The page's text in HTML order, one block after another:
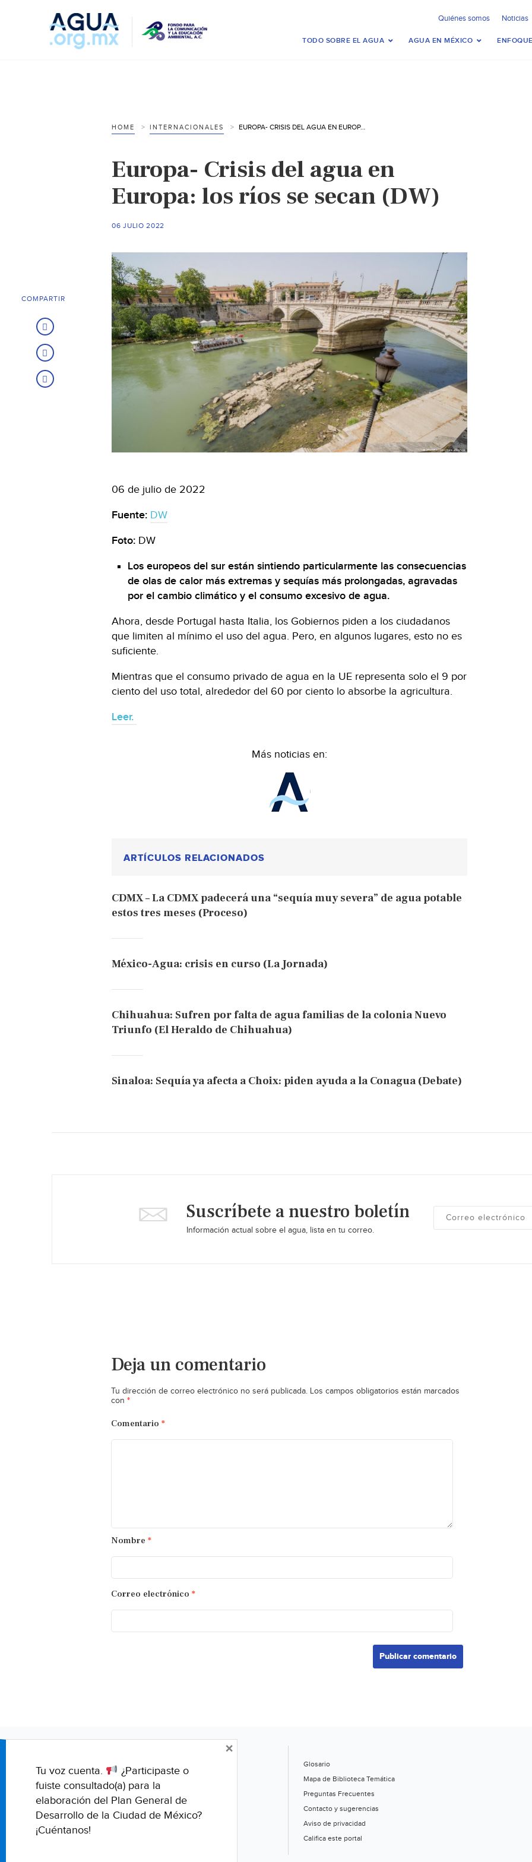
Quiénes somos Noticias
TODO SOBRE EL AGUA AGUA EN MÉXICO
HOME INTERNACIONALES EUROPA- CRISIS DEL AGUA EN EUROPA: LOS RÍOS SE SECAN (DW)
Europa- Crisis del agua en
Europa: los ríos se secan (DW)
06 JULIO 2022
06 de julio de 2022
Fuente: DW
Foto: DW
Los europeos del sur están sintiendo particularmente las consecuencias
de olas de calor más extremas y sequías más prolongadas, agravadas
por el cambio climático y el consumo excesivo de agua.
Ahora, desde Portugal hasta Italia, los Gobiernos piden a los ciudadanos
que limiten al mínimo el uso del agua. Pero, en algunos lugares, esto no es
suficiente.
Mientras que el consumo privado de agua en la UE representa solo el 9 por
ciento del uso total, alrededor del 60 por ciento lo absorbe la agricultura.
Leer.
Más noticias en:
ARTÍCULOS RELACIONADOS
CDMX – La CDMX padecerá una “sequía muy severa” de agua potable
estos tres meses (Proceso)
México-Agua: crisis en curso (La Jornada)
Chihuahua: Sufren por falta de agua familias de la colonia Nuevo
Triunfo (El Heraldo de Chihuahua)
Sinaloa: Sequía ya afecta a Choix: piden ayuda a la Conagua (Debate)
COMPARTIR
Suscríbete a nuestro boletín
Información actual sobre el agua, lista en tu correo.
Deja un comentario
Tu dirección de correo electrónico no será publicada. Los campos obligatorios están marcados
con *
Comentario *
Nombre *
Correo electrónico *
Glosario
Mapa de Biblioteca Temática
Preguntas Frecuentes
Contacto y sugerencias
Aviso de privacidad
Califica este portal
Tu voz cuenta.
¿Participaste o
fuiste consultado(a) para la
elaboración del Plan General de
Desarrollo de la Ciudad de México?
¡Cuéntanos!
×